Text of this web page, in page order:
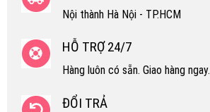
Nội thành Hà Nội - TP.HCM
HỖ TRỢ 24/7
Hàng luôn có sẵn. Giao hàng ngay.
ĐỔI TRẢ